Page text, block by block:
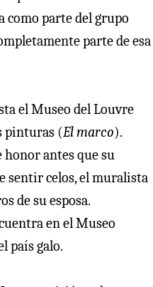
parte del grupo
parte de esa
el Museo del Louvre
pinturas (El marco).
honor antes que su
sentir celos, el muralista
de su esposa.
en el Museo
país galo.